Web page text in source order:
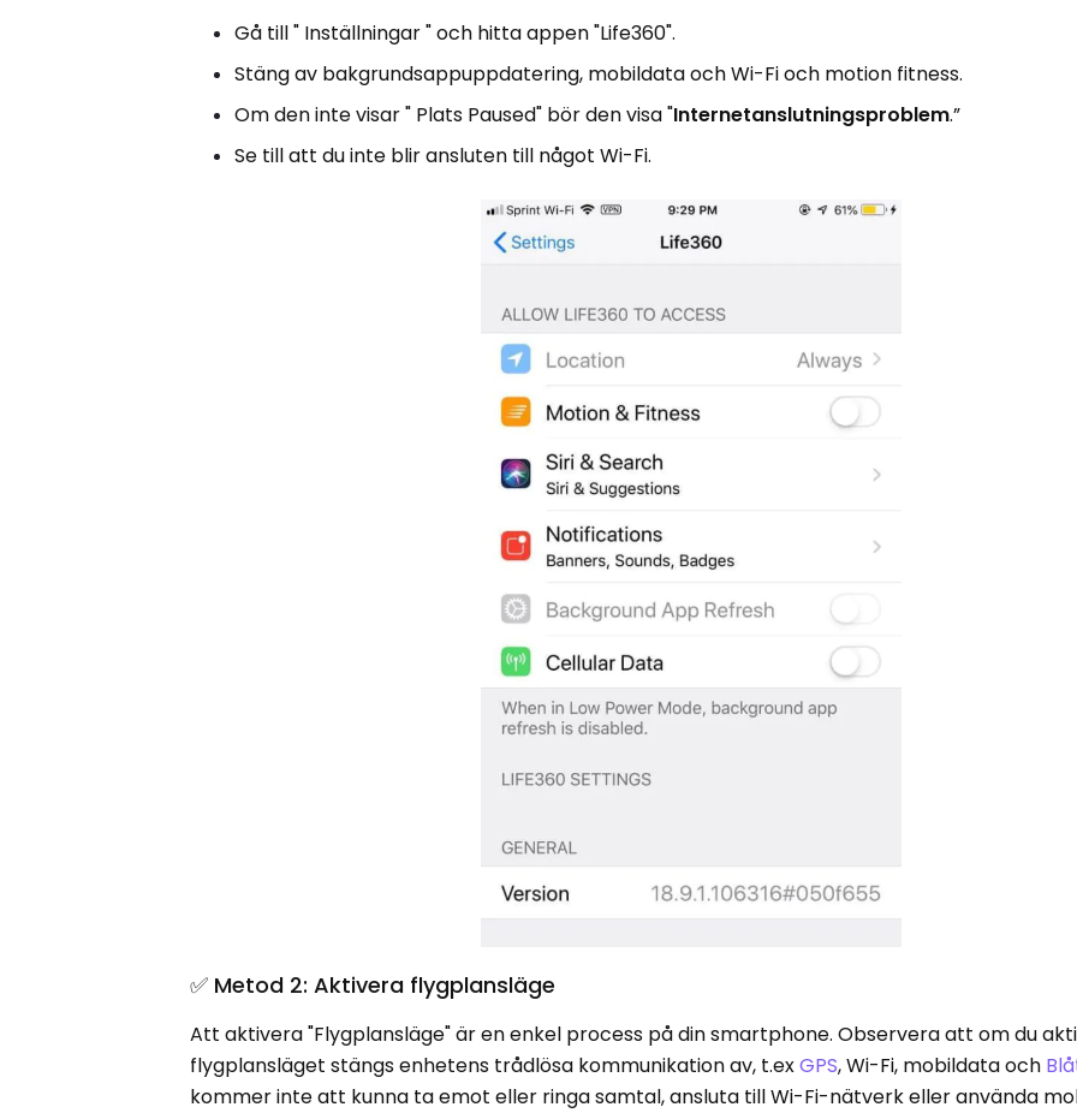
Gå till " Inställningar " och hitta appen "Life360".
Stäng av bakgrundsappuppdatering, mobildata och Wi-Fi och motion fitness.
Om den inte visar " Plats Paused" bör den visa "Internetanslutningsproblem.”
Se till att du inte blir ansluten till något Wi-Fi.
✅ Metod 2: Aktivera flygplansläge
Att aktivera "Flygplansläge" är en enkel process på din smartphone. Observera att om du
flygplansläget stängs enhetens trådlösa kommunikation av, t.exGPS, Wi-Fi, mobildata och
kommer inte att kunna ta emot eller ringa samtal, ansluta till Wi-Fi-nätverk eller använda